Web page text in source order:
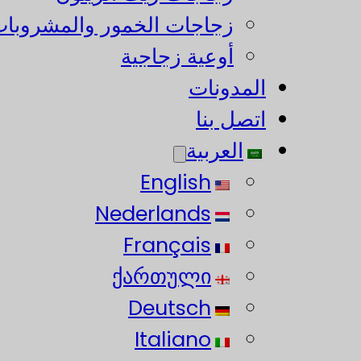
زجاجات الخمور
أوعية زجاجية
المدونات
اتصل بنا
العربية
English
Nederlands
Français
ქართული
Deutsch
Italiano